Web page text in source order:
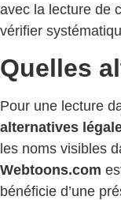
avec la lecture de
vérifier
Quelles
Pour une lecture
alternatives
les noms visibles
Webtoons.com
bénéficie d’une